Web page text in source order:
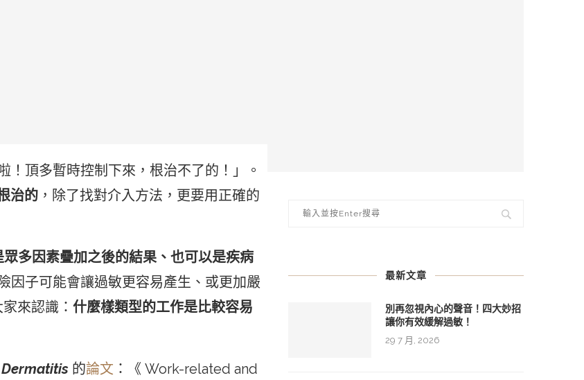
頂多暫時控制下來，根治不了的！」。
治的 ，除了找對介入方法，更要用正確的
眾多因素疊加之後的結果、也可以是疾病
因子可能會讓過敏更容易產生、或更加嚴
來認識： 什麼樣類型的工作是比較容易
的論文 ：《 Work-related and
最新文章
別再忽視內心的聲音！四大妙招
讓你有效緩解過敏！
29 7 月, 2026